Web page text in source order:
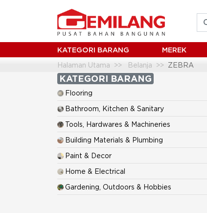
KATEGORI BARANG MEREK
Halaman Utama Belanja ZEBRA
KATEGORI BARANG
Flooring
Bathroom, Kitchen & Sanitary
Tools, Hardwares & Machineries
Building Materials & Plumbing
Paint & Decor
Home & Electrical
Gardening, Outdoors & Hobbies